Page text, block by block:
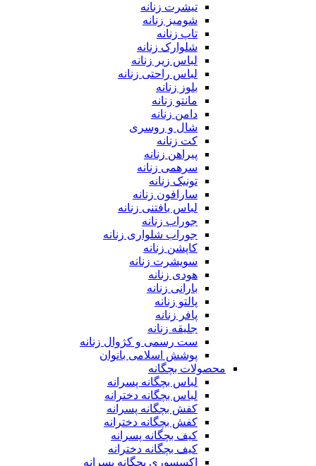
تیشرت زنانه
شومیز زنانه
تاپ زنانه
شلوارک زنانه
لباس زیر زنانه
لباس راحتی زنانه
بلوز زنانه
مانتو زنانه
دامن زنانه
شال و روسری
کت زنانه
پیراهن زنانه
سرهمی زنانه
تونیک زنانه
سارافون زنانه
لباس بافتنی زنانه
جوراب زنانه
جوراب شلواری زنانه
کاپشن زنانه
سویشرت زنانه
هودی زنانه
بارانی زنانه
پالتو زنانه
پافر زنانه
جلیقه زنانه
ست رسمی و کژوال زنانه
پوشش اسلامی بانوان
محصولات بچگانه
لباس بچگانه پسرانه
لباس بچگانه دخترانه
کفش بچگانه پسرانه
کفش بچگانه دخترانه
کیف بچگانه پسرانه
کیف بچگانه دخترانه
اکسسوری بچگانه پسرانه